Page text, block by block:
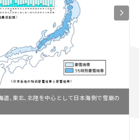
、東北、北陸を中心として日本海側で雪崩の